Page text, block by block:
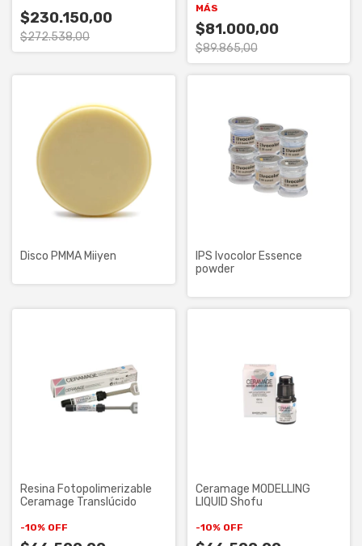
$230.150,00
$272.538,00
MÁS
$81.000,00
$89.865,00
Disco PMMA Miiyen
IPS Ivocolor Essence
powder
Resina Fotopolimerizable
Ceramage Translúcido
-10% OFF
Ceramage MODELLING
LIQUID Shofu
-10% OFF